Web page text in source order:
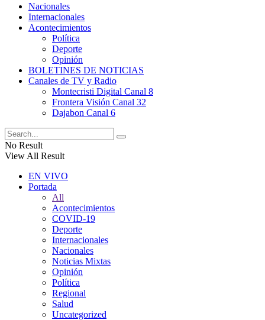
Nacionales
Internacionales
Acontecimientos
Política
Deporte
Opinión
BOLETINES DE NOTICIAS
Canales de TV y Radio
Montecristi Digital Canal 8
Frontera Visión Canal 32
Dajabon Canal 6
No Result
View All Result
EN VIVO
Portada
All
Acontecimientos
COVID-19
Deporte
Internacionales
Nacionales
Noticias Mixtas
Opinión
Política
Regional
Salud
Uncategorized